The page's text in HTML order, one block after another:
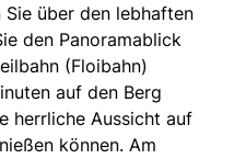
über den lebhaften
den Panoramablick
(Floibahn)
auf den Berg
herrliche Aussicht auf
können. Am